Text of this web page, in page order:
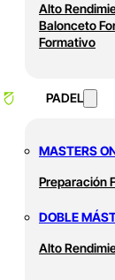
Alto
Balonceto
Formativo
PADEL
MASTERS
Preparación
DOBLE
Alto